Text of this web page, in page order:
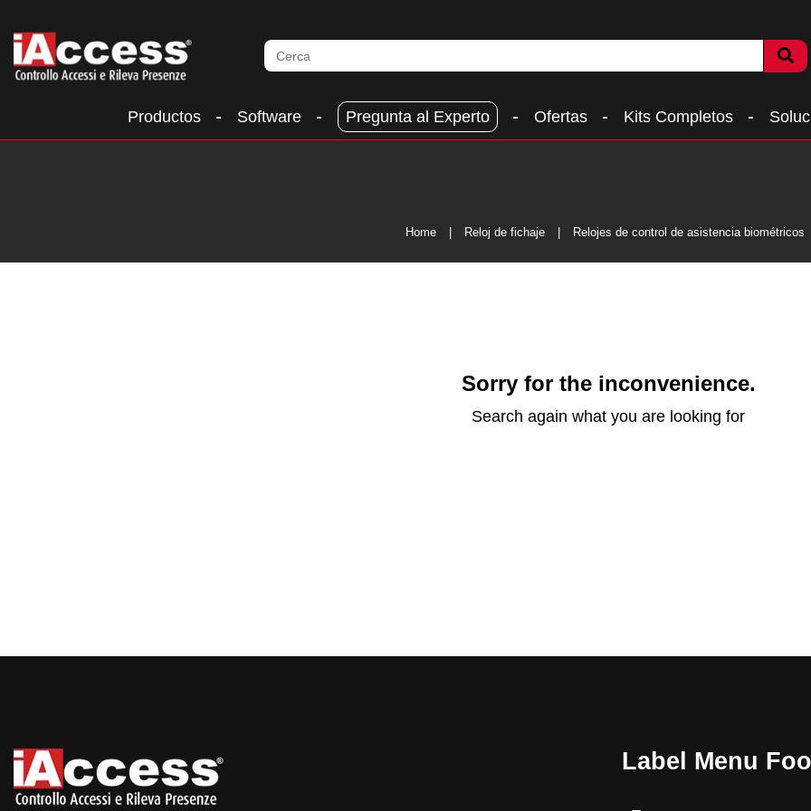
Productos Software Pregunta al Experto Ofertas Kits Completos
Home Reloj de fichaje Relojes de control de asistencia biométricos
Sorry for the inconvenience.
Search again what you are looking for
Label Menu